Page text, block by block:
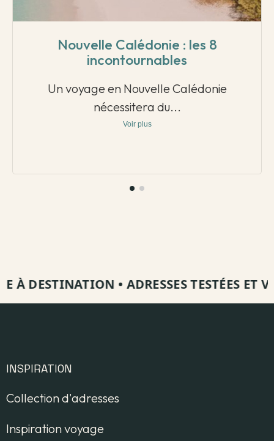
Nouvelle Calédonie : les 8
incontournables
Un voyage en Nouvelle Calédonie
nécessitera du...
Voir plus
DESTINATION•ADRESSES TESTÉES ET
INSPIRATION
Collection d'adresses
Inspiration voyage